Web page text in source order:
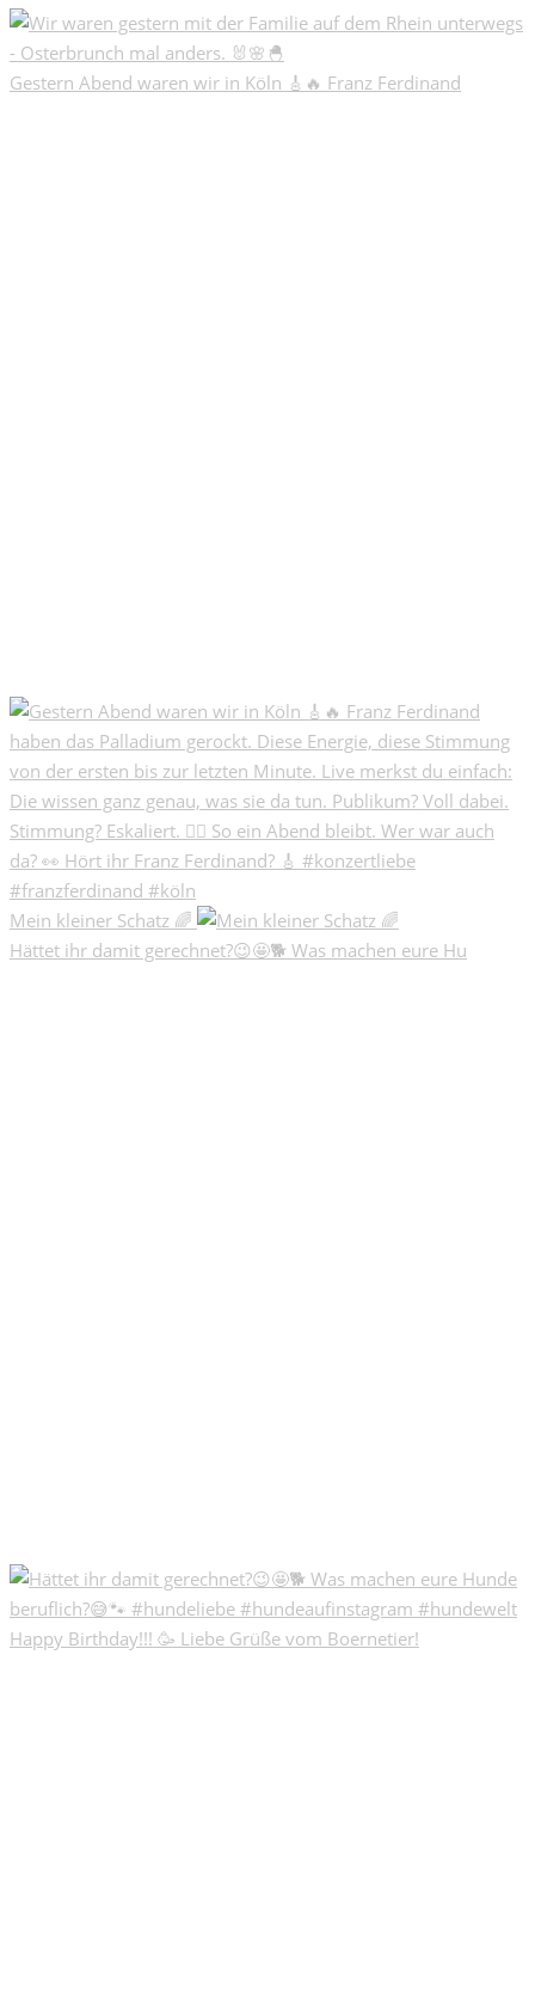
Gestern Abend waren wir in Köln 🎸🔥 Franz Ferdinand
Mein kleiner Schatz 🌈
Hättet ihr damit gerechnet?😉🤩🐕 Was machen eure Hu
Happy Birthday!!! 🥳 Liebe Grüße vom Boernetier!